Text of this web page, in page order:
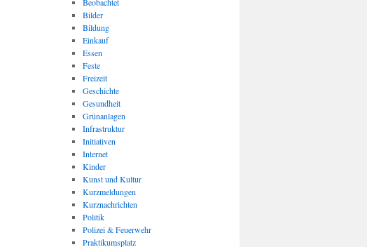
Bilder
Bildung
Einkauf
Essen
Feste
Freizeit
Geschichte
Gesundheit
Grünanlagen
Infrastruktur
Initiativen
Internet
Kinder
Kunst und Kultur
Kurzmeldungen
Kurznachrichten
Politik
Polizei & Feuerwehr
Praktikumsplatz